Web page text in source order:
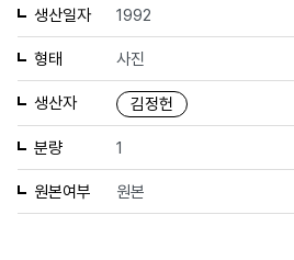
생산일자 1992
형태 사진
생산자 김정헌
분량 1
원본여부 원본